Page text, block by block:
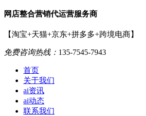
网店整合营销代运营服务商
【淘宝+天猫+京东+拼多多+跨境电商】
免费咨询热线： 135-7545-7943
首页
关于我们
ai资讯
ai动态
联系我们